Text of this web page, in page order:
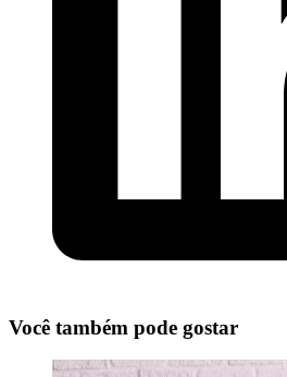
Você também pode gostar